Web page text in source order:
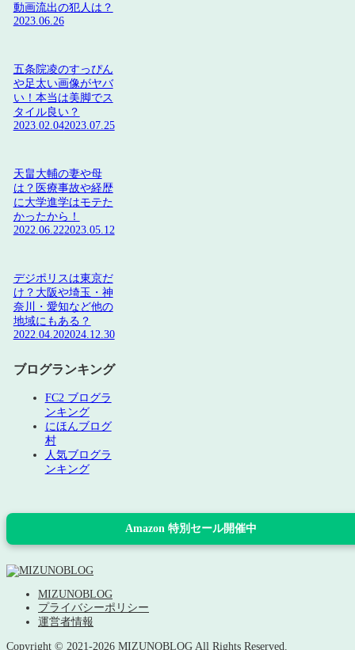
動画流出の犯人は？
2023.06.26
五条院凌のすっぴん
や足太い画像がヤバ
い！本当は美脚でス
タイル良い？
2023.02.042023.07.25
天畠大輔の妻や母
は？医療事故や経歴
に大学進学はモテた
かったから！
2022.06.222023.05.12
デジポリスは東京だ
け？大阪や埼玉・神
奈川・愛知など他の
地域にもある？
2022.04.202024.12.30
ブログランキング
FC2 ブログラ
ンキング
にほんブログ
村
人気ブログラ
ンキング
Amazon 特別セール開催中
MIZUNOBLOG
プライバシーポリシー
運営者情報
Copyright © 2021-2026 MIZUNOBLOG All Rights Reserved.